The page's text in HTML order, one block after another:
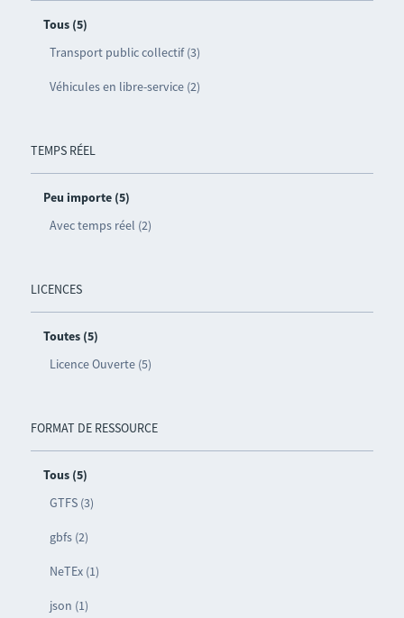
Tous (5)
Transport public collectif (3)
Véhicules en libre-service (2)
TEMPS RÉEL
Peu importe (5)
Avec temps réel (2)
LICENCES
Toutes (5)
Licence Ouverte (5)
FORMAT DE RESSOURCE
Tous (5)
GTFS (3)
gbfs (2)
NeTEx (1)
json (1)